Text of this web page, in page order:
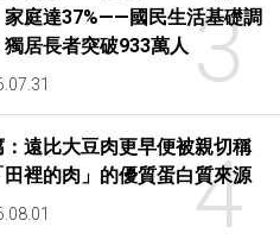
3
家庭達37%——國民生活基礎調
獨居長者突破933萬人
4
：遠比大豆肉更早便被親切稱
田裡的肉」的優質蛋白質來源